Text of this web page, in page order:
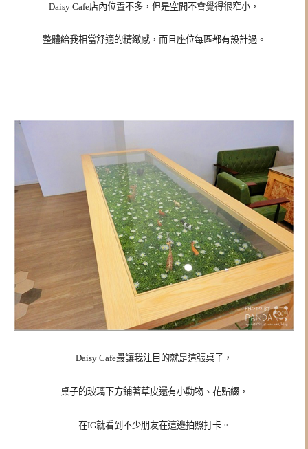
Daisy Cafe店內位置不多，但是空間不會覺得很窄小，
整體給我相當舒適的精緻感，而且座位每區都有設計過。
Daisy Cafe最讓我注目的就是這張桌子，
桌子的玻璃下方鋪著草皮還有小動物、花點綴，
在IG就看到不少朋友在這邊拍照打卡。